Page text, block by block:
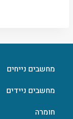
מחשבים נייחים
מחשבים ניידים
חומרה